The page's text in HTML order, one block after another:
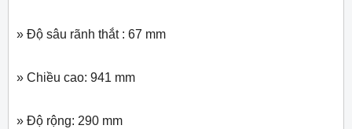
» Độ sâu rãnh thắt : 67 mm
» Chiều cao: 941 mm
» Độ rộng: 290 mm